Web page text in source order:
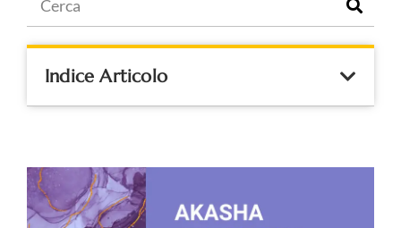
Indice Articolo